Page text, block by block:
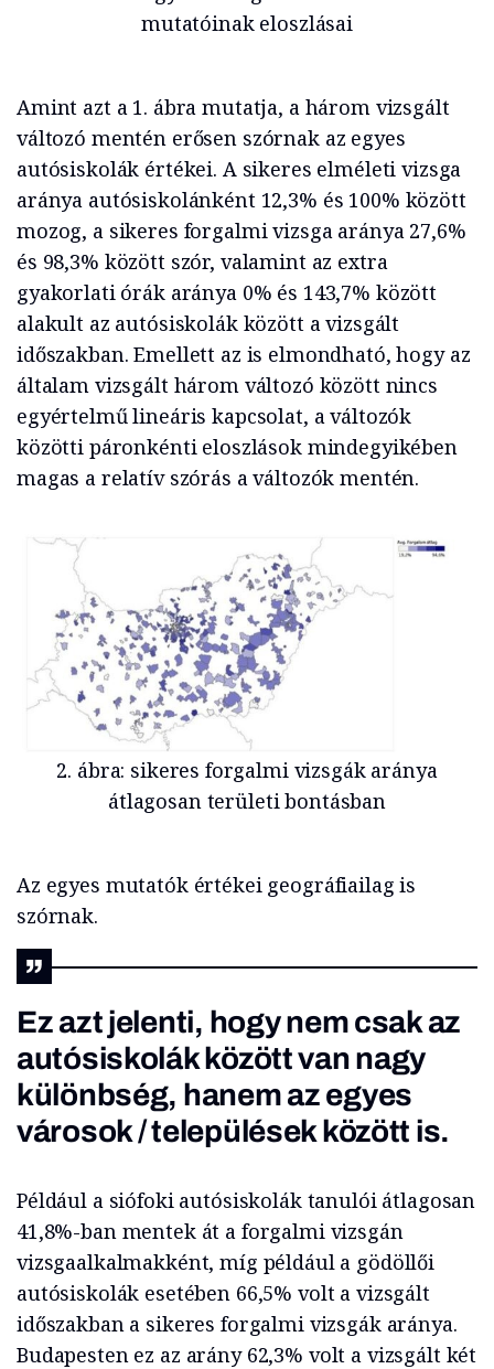
mutatóinak eloszlásai
Amint azt a 1. ábra mutatja, a három vizsgált
változó mentén erősen szórnak az egyes
autósiskolák értékei. A sikeres elméleti vizsga
aránya autósiskolánként 12,3% és 100% között
mozog, a sikeres forgalmi vizsga aránya 27,6%
és 98,3% között szór, valamint az extra
gyakorlati órák aránya 0% és 143,7% között
alakult az autósiskolák között a vizsgált
időszakban. Emellett az is elmondható, hogy az
általam vizsgált három változó között nincs
egyértelmű lineáris kapcsolat, a változók
közötti páronkénti eloszlások mindegyikében
magas a relatív szórás a változók mentén.
2. ábra: sikeres forgalmi vizsgák aránya
átlagosan területi bontásban
Az egyes mutatók értékei geográfiailag is
szórnak.
Ez azt jelenti, hogy nem csak az
autósiskolák között van nagy
különbség, hanem az egyes
városok / települések között is.
Például a siófoki autósiskolák tanulói átlagosan
41,8%-ban mentek át a forgalmi vizsgán
vizsgaalkalmakként, míg például a gödöllői
autósiskolák esetében 66,5% volt a vizsgált
időszakban a sikeres forgalmi vizsgák aránya.
Budapesten ez az arány 62,3% volt a vizsgált két